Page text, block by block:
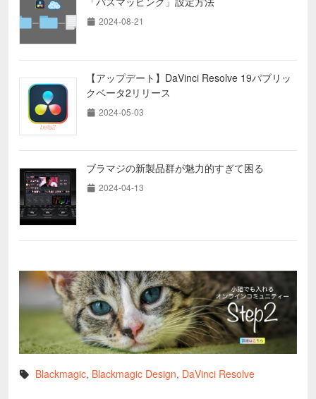
2024-08-21
【アップデート】DaVinci Resolve 19パブリッ
クベータ2リリース
2024-05-03
ブラマジの新製品群が魅力的すぎて困る
2024-04-13
Blackmagic, Blackmagic Design, DaVinci Resolve